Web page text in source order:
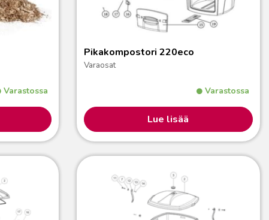
Varastossa
Pikakompostori 220eco
Varaosat
Varastossa
Lue lisää